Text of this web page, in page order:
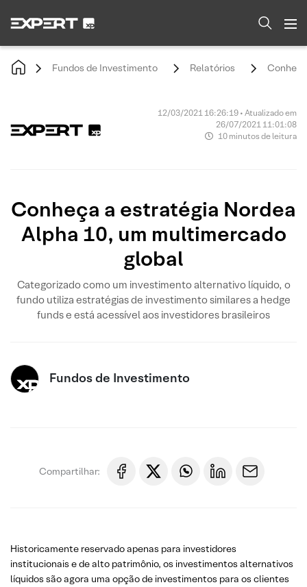
Fundos de Investimento Relatórios
12/03/2021 16:26:19 • Atualizado em
26/07/2021 11:01:08
10 minutos de leitura
Conheça a estratégia Nordea
Alpha 10, um multimercado
global
Categorizado como um investimento alternativo líquido, o
fundo utiliza estratégias de investimento similares a hedge
funds e está acessível aos investidores brasileiros
Fundos de Investimento
Compartilhar:
Historicamente reservado apenas para investidores
institucionais e de alto patrimônio, os investimentos alternativos
líquidos são agora uma opção de investimentos para os clientes